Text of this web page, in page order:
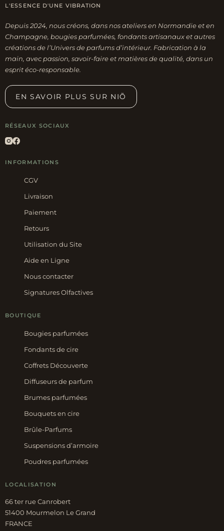
L'ESSENCE D'UNE VIBRATION
Depuis 2024, nous créons, dans nos ateliers en Normandie et en
Champagne, bougies parfumées, fondants artisanaux et autres
créations de l’Univers de parfums d’intérieur. Fabrication à la
main, avec passion, savoir-faire et matières de qualité, dans un
esprit éco-responsable.
EN SAVOIR PLUS SUR NIÕ
RÉSEAUX SOCIAUX
INFORMATIONS
CGV
Livraison
Paiement
Retours
Utilisation du Site
Aide en Ligne
Nous contacter
Signatures Olfactives
BOUTIQUE
Bougies parfumées
Fondants de cire
Coffrets Découverte
Diffuseurs de parfum
Brumes parfumées
Bouquets en cire
Brûle-Parfums
Suspensions d’armoire
Poudres parfumées
LOCALISATION
66 ter rue Canrobert
51400 Mourmelon Le Grand
FRANCE